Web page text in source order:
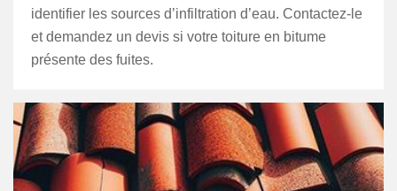
identifier les sources d’infiltration d’eau. Contactez-le
et demandez un devis si votre toiture en bitume
présente des fuites.